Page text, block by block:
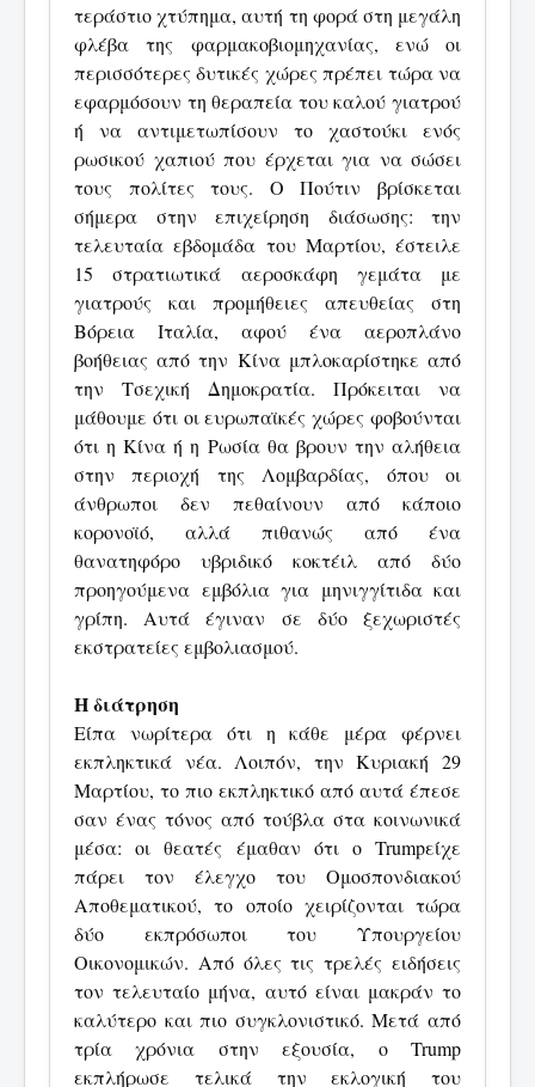
τεράστιο χτύπημα, αυτή τη φορά στη μεγάλη
φλέβα της φαρμακοβιομηχανίας, ενώ οι
περισσότερες δυτικές χώρες πρέπει τώρα να
εφαρμόσουν τη θεραπεία του καλού γιατρού
ή να αντιμετωπίσουν το χαστούκι ενός
ρωσικού χαπιού που έρχεται για να σώσει
τους πολίτες τους. Ο Πούτιν βρίσκεται
σήμερα στην επιχείρηση διάσωσης: την
τελευταία εβδομάδα του Μαρτίου, έστειλε
15 στρατιωτικά αεροσκάφη γεμάτα με
γιατρούς και προμήθειες απευθείας στη
Βόρεια Ιταλία, αφού ένα αεροπλάνο
βοήθειας από την Κίνα μπλοκαρίστηκε από
την Τσεχική Δημοκρατία. Πρόκειται να
μάθουμε ότι οι ευρωπαϊκές χώρες φοβούνται
ότι η Κίνα ή η Ρωσία θα βρουν την αλήθεια
στην περιοχή της Λομβαρδίας, όπου οι
άνθρωποι δεν πεθαίνουν από κάποιο
κορονοϊό, αλλά πιθανώς από ένα
θανατηφόρο υβριδικό κοκτέιλ από δύο
προηγούμενα εμβόλια για μηνιγγίτιδα και
γρίπη. Αυτά έγιναν σε δύο ξεχωριστές
εκστρατείες εμβολιασμού.
Η διάτρηση
Είπα νωρίτερα ότι η κάθε μέρα φέρνει
εκπληκτικά νέα. Λοιπόν, την Κυριακή 29
Μαρτίου, το πιο εκπληκτικό από αυτά έπεσε
σαν ένας τόνος από τούβλα στα κοινωνικά
μέσα: οι θεατές έμαθαν ότι ο Trumpείχε
πάρει τον έλεγχο του Ομοσπονδιακού
Αποθεματικού, το οποίο χειρίζονται τώρα
δύο εκπρόσωποι του Υπουργείου
Οικονομικών. Από όλες τις τρελές ειδήσεις
τον τελευταίο μήνα, αυτό είναι μακράν το
καλύτερο και πιο συγκλονιστικό. Μετά από
τρία χρόνια στην εξουσία, ο Trump
εκπλήρωσε τελικά την εκλογική του